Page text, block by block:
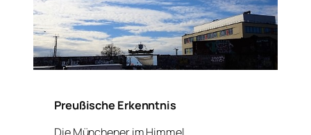
Preußische Erkenntnis